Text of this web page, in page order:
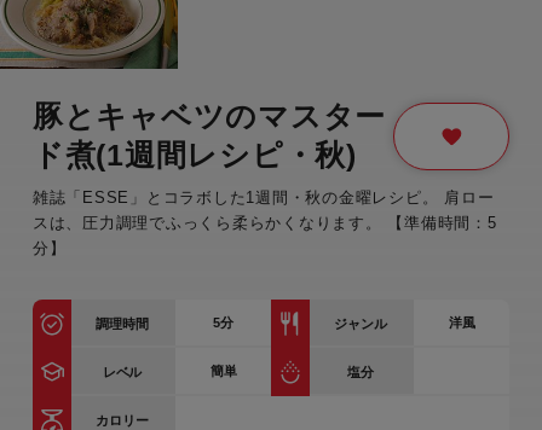
豚とキャベツのマスター
ド煮(1週間レシピ・秋)
雑誌「ESSE」とコラボした1週間・秋の金曜レシピ。 肩ロー
スは、圧力調理でふっくら柔らかくなります。 【準備時間：5
分】
調理時間 5分 ジャンル 洋風
レベル 簡単 塩分
カロリー